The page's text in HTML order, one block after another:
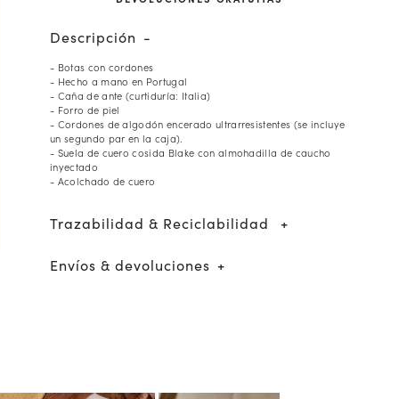
Descripción
- Botas con cordones
- Hecho a mano en Portugal
- Caña de ante (curtiduría: Italia)
- Forro de piel
- Cordones de algodón encerado ultrarresistentes (se incluye
un segundo par en la caja).
- Suela de cuero cosida Blake con almohadilla de caucho
inyectado
- Acolchado de cuero
Trazabilidad & Reciclabilidad
Envíos & devoluciones